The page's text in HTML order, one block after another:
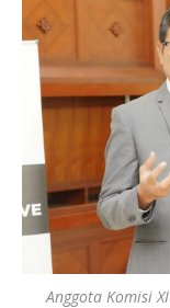
Anggota Komisi